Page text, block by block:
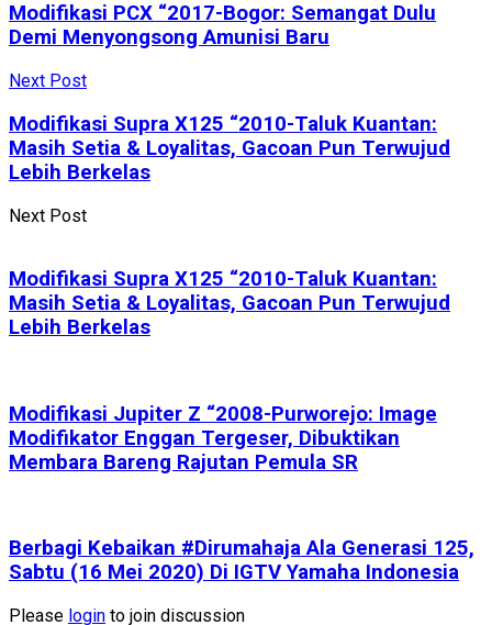
Modifikasi PCX “2017-Bogor: Semangat Dulu
Demi Menyongsong Amunisi Baru
Next Post
Modifikasi Supra X125 “2010-Taluk Kuantan:
Masih Setia & Loyalitas, Gacoan Pun Terwujud
Lebih Berkelas
Next Post
Modifikasi Supra X125 “2010-Taluk Kuantan:
Masih Setia & Loyalitas, Gacoan Pun Terwujud
Lebih Berkelas
Modifikasi Jupiter Z “2008-Purworejo: Image
Modifikator Enggan Tergeser, Dibuktikan
Membara Bareng Rajutan Pemula SR
Berbagi Kebaikan #Dirumahaja Ala Generasi 125,
Sabtu (16 Mei 2020) Di IGTV Yamaha Indonesia
Please login to join discussion